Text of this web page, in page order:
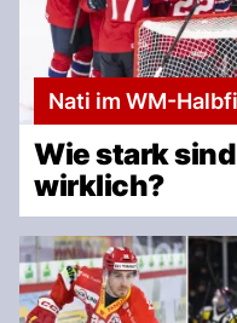
Nati im WM-
Wie stark
wirklich?